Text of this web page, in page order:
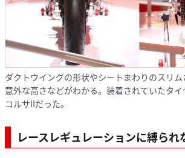
ダクトウイングの形状やシートまわりのスリ
意外な高さなどがわかる。装着されていたタ
コルサIIだった。
レースレギュレーションに縛られ